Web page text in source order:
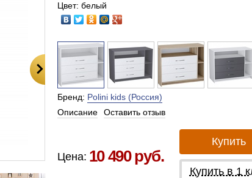
Цвет: белый
Бренд: Polini kids (Россия)
Описание
Оставить отзыв
Цена: 10 490 руб.
Купить
Купить в 1